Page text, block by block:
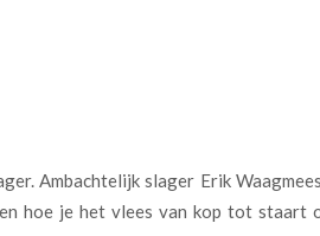
Ambachtelijk slager Erik
hoe je het vlees van kop tot staart